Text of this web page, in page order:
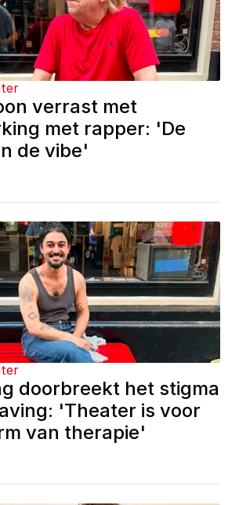
verrast met
met rapper: 'De
de vibe'
doorbreekt het stigma
'Theater is voor
van therapie'